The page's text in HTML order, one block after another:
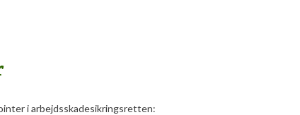
i arbejdsskadesikringsretten: